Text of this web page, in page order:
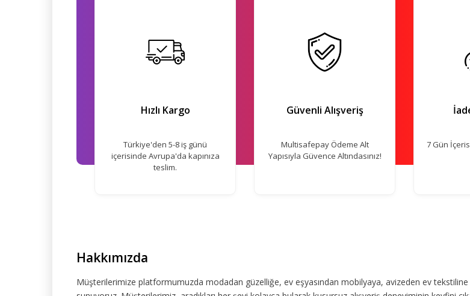
Hızlı Kargo
Türkiye'den 5-8 iş günü
içerisinde Avrupa'da kapınıza
teslim.
Güvenli Alışveriş
Multisafepay Ödeme Alt
Yapısıyla Güvence Altındasınız!
7 Gün
Hakkımızda
Müşterilerimize platformumuzda modadan güzelliğe, ev eşyasından mobilyaya, avizeden ev